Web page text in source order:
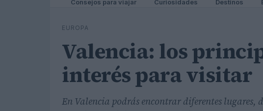
Consejos para viajar Curiosidades Destinos
EUROPA
Valencia: los
interés para visitar
En Valencia podrás encontrar diferentes lugares,